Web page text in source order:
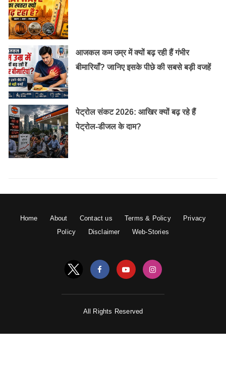
आजकल कम उम्र में क्यों बढ़ रही हैं गंभीर
बीमारियाँ? जानिए इसके पीछे की सबसे बड़ी वजहें
पेट्रोल संकट 2026: आखिर क्यों बढ़ रहे हैं
पेट्रोल-डीजल के दाम?
Home About Contact us Terms & Policy
Privacy
Policy
Disclaimer Web-Stories
All Rights Reserved